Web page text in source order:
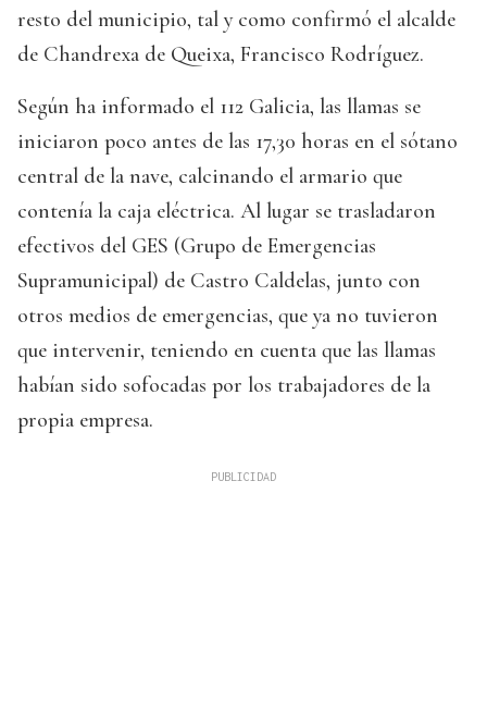
resto del municipio, tal y como confirmó el alcalde
de Chandrexa de Queixa, Francisco Rodríguez.
Según ha informado el 112 Galicia, las llamas se
iniciaron poco antes de las 17,30 horas en el sótano
central de la nave, calcinando el armario que
contenía la caja eléctrica. Al lugar se trasladaron
efectivos del GES (Grupo de Emergencias
Supramunicipal) de Castro Caldelas, junto con
otros medios de emergencias, que ya no tuvieron
que intervenir, teniendo en cuenta que las llamas
habían sido sofocadas por los trabajadores de la
propia empresa.